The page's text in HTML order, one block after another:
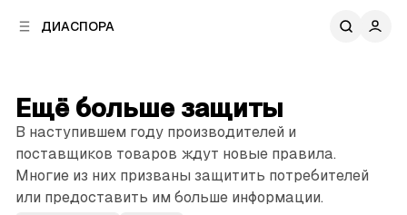
ДИАСПОРА
Ещё больше защиты
В наступившем году производителей и
поставщиков товаров ждут новые правила.
Многие из них призваны защитить потребителей
или предоставить им больше информации.